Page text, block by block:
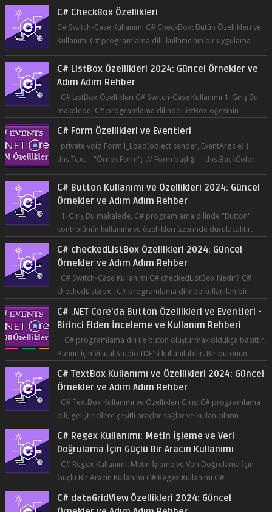
C# Switch-Case Kullanımı C# CheckBox: Bütün Özellikleri ve
Kullanımı C# programlama dili, kullanıcının bir uygulama
üzerinde seçim yapma...
Adım Adım Rehber
C# ListBox Özellikleri C# Switch-Case Kullanımı 1. Giriş Bu
makalede, C# programlama dilinde ListBox öğesinin
özelliklerine ve kullanımına...
C# Form Özellikleri ve Eventleri
private void Form1_Load(object sender, EventArgs e) {
this.Text = "Örnek Form"; // Form başlığı this.BackColor =
Co...
Örnekler ve Adım Adım Rehber
1. Giriş Bu makalede, C# programlama dilinde "Button"
kontrolünün kullanımı ve özellikleri üzerinde durulacaktır.
Button, bir ku...
C# checkedListBox Özellikleri 2024: Güncel
Örnekler ve Adım Adım Rehber
C# Switch-Case Kullanımı C# checkedListBox Nedir? C#
checkedListBox , C# programlama dilinde kullanılan bir
bileşendir. checkedListBox, ku...
C# .NET Core'da Button Özellikleri ve Eventleri -
Birinci Elden İnceleme ve Kullanım Rehberi
C# programlama dili ile buton oluşturmak oldukça basittir.
Bunun için Visual Studio IDE'si kullanılabilir. Bir butonun
tıklanma olay...
C# TextBox Kullanımı ve Özellikleri 2024: Güncel
Örnekler ve Adım Adım Rehber
C# TextBox Kullanımı ve Özellikleri Giriş: C# programlama
dili, geliştiricilere çeşitli araçlar sağlar ve kullanıcıların
etkileşimde bulun...
C# Regex Kullanımı: Metin İşleme ve Veri
Doğrulama İçin Güçlü Bir Aracın Kullanımı
C# Regex Kullanımı: Metin İşleme ve Veri Doğrulama İçin
Güçlü Bir Aracın Kullanımı C# Regex Kullanımı C#
programlama dilinde, düzenli ifad...
C# dataGridView Özellikleri 2024: Güncel
Örnekler ve Adım Adım Rehber
C# dataGridView Nedir ve Özellikleri C# programlama dili,